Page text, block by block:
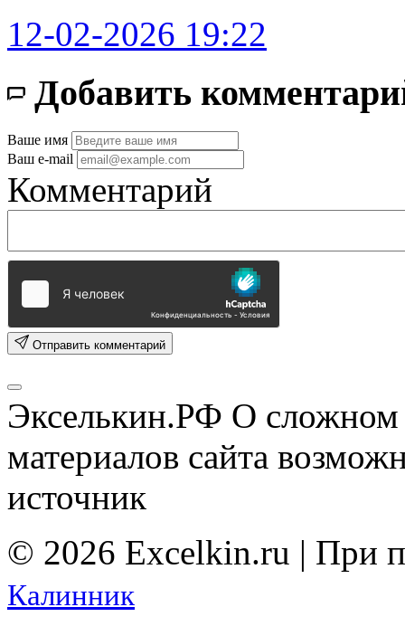
12-02-2026 19:22
Добавить
Ваше имя
Ваш e-mail
Комментарий
Отправить комментарий
Экселькин.РФ О сложном
материалов сайта
источник
© 2026 Excelkin.ru | При
Калинник